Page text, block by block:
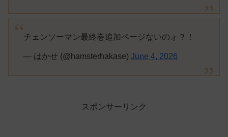
チェンソーマン最終巻追加ページないのォ？！
— はかせ (@hamsterhakase) June 4, 2026
スポンサーリンク